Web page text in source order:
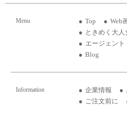
Menu Top Web
ときめく大人
エージェント
Blog
Information 企業情報
ご注文前に